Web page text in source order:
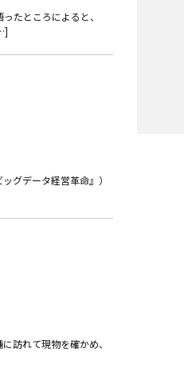
たところによると、
グデータ経営革命』）
訪れて現物を確かめ、